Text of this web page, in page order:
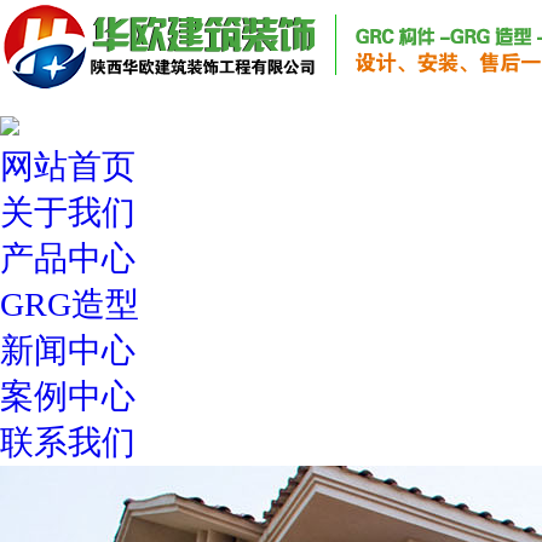
网站首页
关于我们
产品中心
GRG造型
新闻中心
案例中心
联系我们